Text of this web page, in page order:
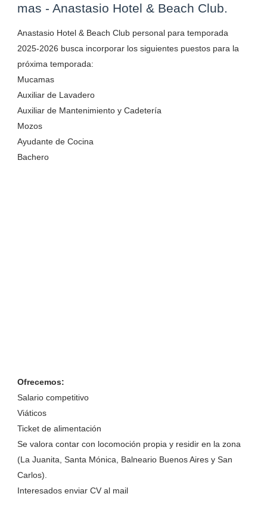
mas - Anastasio Hotel & Beach Club.
Anastasio Hotel & Beach Club personal para temporada
2025-2026 busca incorporar los siguientes puestos para la
próxima temporada:
Mucamas
Auxiliar de Lavadero
Auxiliar de Mantenimiento y Cadetería
Mozos
Ayudante de Cocina
Bachero
Ofrecemos:
Salario competitivo
Viáticos
Ticket de alimentación
Se valora contar con locomoción propia y residir en la zona
(La Juanita, Santa Mónica, Balneario Buenos Aires y San
Carlos).
Interesados enviar CV al mail